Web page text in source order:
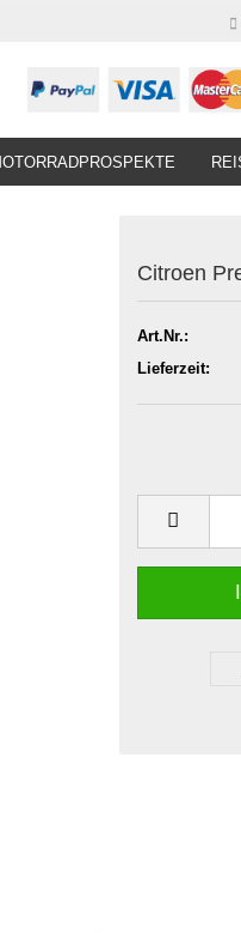
Suche...
Citroen
Art.Nr.:
Lieferzeit: